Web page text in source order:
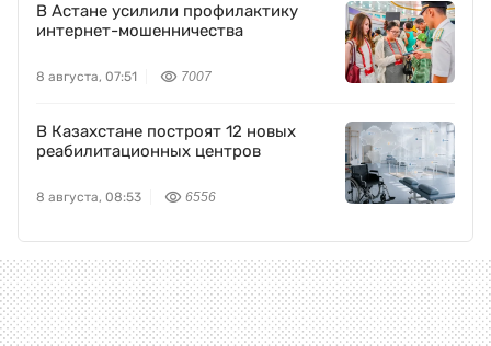
В Астане усилили профилактику
интернет-мошенничества
8 августа, 07:51 7007
В Казахстане построят 12 новых
реабилитационных центров
8 августа, 08:53 6556